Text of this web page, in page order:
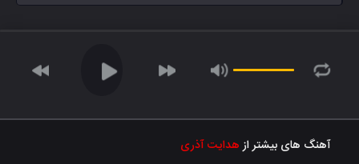
آهنگ های بیشتر ازهدایت آذری